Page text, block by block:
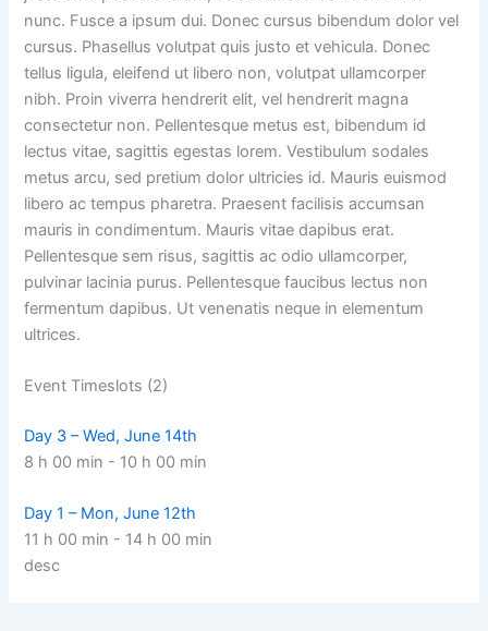
nunc. Fusce a ipsum dui. Donec cursus bibendum dolor vel
cursus. Phasellus volutpat quis justo et vehicula. Donec
tellus ligula, eleifend ut libero non, volutpat ullamcorper
nibh. Proin viverra hendrerit elit, vel hendrerit magna
consectetur non. Pellentesque metus est, bibendum id
lectus vitae, sagittis egestas lorem. Vestibulum sodales
metus arcu, sed pretium dolor ultricies id. Mauris euismod
libero ac tempus pharetra. Praesent facilisis accumsan
mauris in condimentum. Mauris vitae dapibus erat.
Pellentesque sem risus, sagittis ac odio ullamcorper,
pulvinar lacinia purus. Pellentesque faucibus lectus non
fermentum dapibus. Ut venenatis neque in elementum
ultrices.
Event Timeslots (2)
Day 3 – Wed, June 14th
8 h 00 min - 10 h 00 min
Day 1 – Mon, June 12th
11 h 00 min - 14 h 00 min
desc